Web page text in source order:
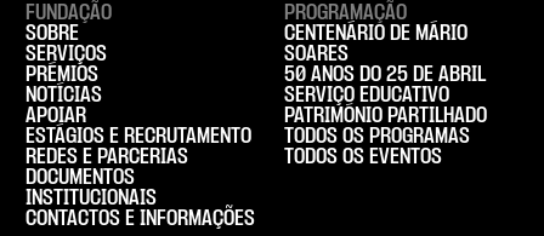
FUNDAÇÃO
SOBRE
SERVIÇOS
PRÉMIOS
NOTÍCIAS
APOIAR
ESTÁGIOS E RECRUTAMENTO
REDES E PARCERIAS
DOCUMENTOS
INSTITUCIONAIS
CONTACTOS E INFORMAÇÕES
PROGRAMAÇÃO
CENTENÁRIO DE MÁRIO
SOARES
50 ANOS DO 25 DE ABRIL
SERVIÇO EDUCATIVO
PATRIMÓNIO PARTILHADO
TODOS OS PROGRAMAS
TODOS OS EVENTOS